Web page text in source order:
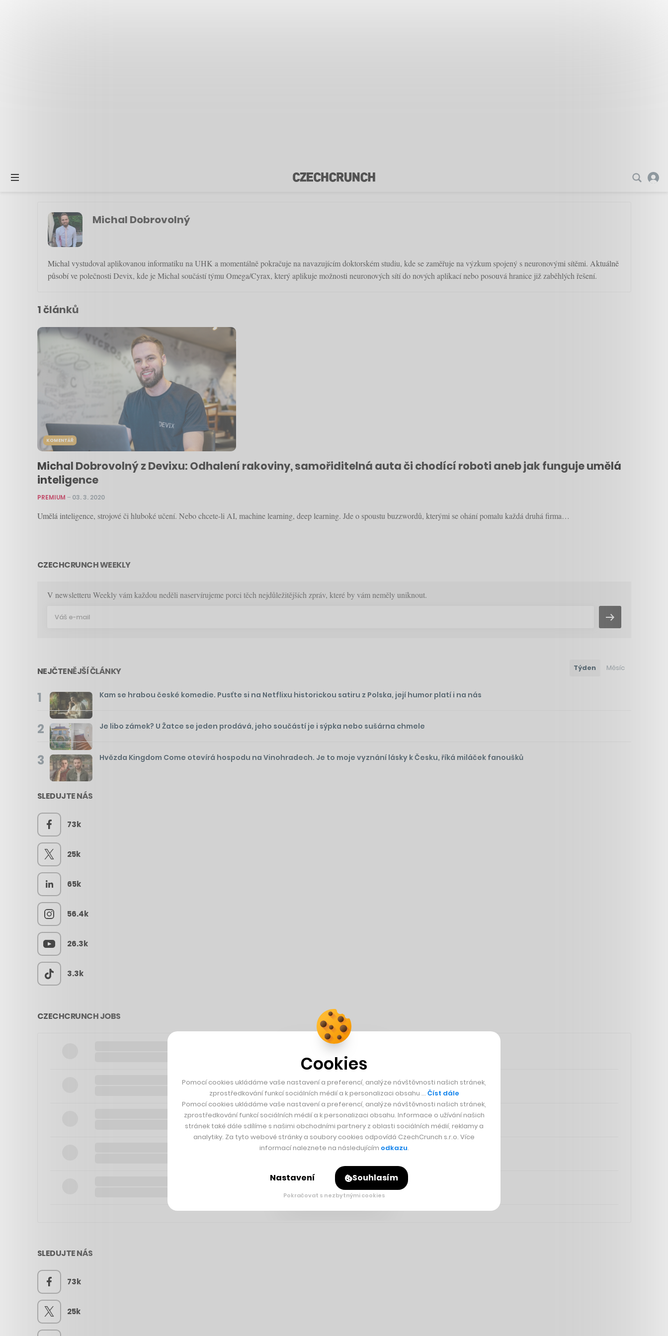
Michal Dobrovolný
Michal vystudoval aplikovanou informatiku na UHK a momentálně pokračuje na navazujícím doktorském studiu, kde se zaměřuje na výzkum spojený s neuronovými sítěmi. Aktuálně
působí ve polečnosti Devix, kde je Michal součástí týmu Omega/Cyrax, který aplikuje možnosti neuronových sítí do nových aplikací nebo posouvá hranice již zaběhlých řešení.
1 článků
KOMENTÁŘ
Michal Dobrovolný z Devixu: Odhalení rakoviny, samořiditelná auta či chodící roboti aneb jak funguje umělá
inteligence
PREMIUM – 03. 3. 2020
Umělá inteligence, strojové či hluboké učení. Nebo chcete-li AI, machine learning, deep learning. Jde o spoustu buzzwordů, kterými se ohání pomalu každá druhá firma…
CZECHCRUNCH WEEKLY
V newsletteru Weekly vám každou neděli naservírujeme porci těch nejdůležitějších zpráv, které by vám neměly uniknout.
NEJČTENĚJŠÍ ČLÁNKY Týden Měsíc
1 Kam se hrabou české komedie. Pusťte si na Netflixu historickou satiru z Polska, její humor platí i na nás
2 Je libo zámek? U Žatce se jeden prodává, jeho součástí je i sýpka nebo sušárna chmele
3 Hvězda Kingdom Come otevírá hospodu na Vinohradech. Je to moje vyznání lásky k Česku, říká miláček fanoušků
SLEDUJTE NÁS
73k
25k
65k
56.4k
26.3k
3.3k
CZECHCRUNCH JOBS
SLEDUJTE NÁS
73k
25k
Cookies
Pomocí cookies ukládáme vaše nastavení a preferencí, analýze návštěvnosti našich stránek,
zprostředkování funkcí sociálních médií a k personalizaci obsahu … Číst dále
Pomocí cookies ukládáme vaše nastavení a preferencí, analýze návštěvnosti našich stránek,
zprostředkování funkcí sociálních médií a k personalizaci obsahu. Informace o užívání našich
stránek také dále sdílíme s našimi obchodními partnery z oblasti sociálních médií, reklamy a
analytiky. Za tyto webové stránky a soubory cookies odpovídá CzechCrunch s.r.o. Více
informací naleznete na následujícím odkazu.
Nastavení Souhlasím
Pokračovat s nezbytnými cookies